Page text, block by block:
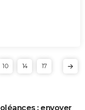
10 14 17
: envoyer